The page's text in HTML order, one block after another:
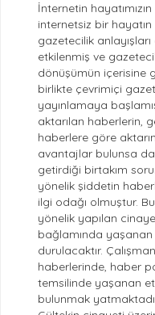
İnternetin
internetsiz bir
gazetecilik
etkilenmiş ve
dönüşümün içerisine
birlikte çevrimiçi
yayınlamaya
aktarılan haberlerin,
haberlere göre
avantajlar bulunsa
getirdiği birtakım
yönelik şiddetin
ilgi odağı olmuştur.
yönelik yapılan
bağlamında yaşanan
durulacaktır.
haberlerinde, haber
temsilinde yaşanan
bulunmak